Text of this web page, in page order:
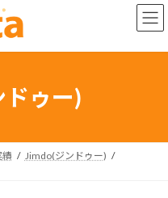
ゥー)
Jimdo(ジンドゥー)